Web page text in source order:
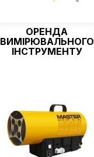
ОРЕНДА
ВИМІРЮВАЛЬНОГО
ІНСТРУМЕНТУ